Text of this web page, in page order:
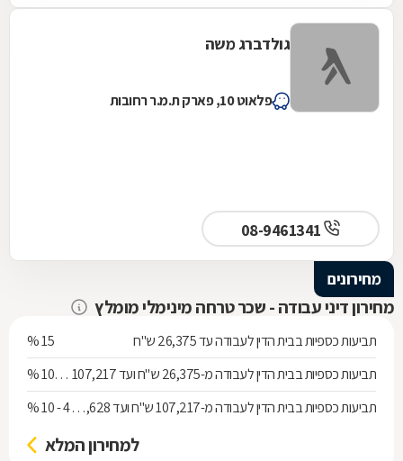
גולדברג משה
פלאוט 10, פארק ת.מ.ר רחובות
08-9461341
מחירונים
מחירון דיני עבודה - שכר טרחה מינימלי מומלץ
תביעות כספיות בבית הדין לעבודה עד 26,375 ש"ח
15 %
תביעות כספיות בבית הדין לעבודה מ-26,375 ש"ח ועד 107,217 ש"ח10 %
תביעות כספיות בבית הדין לעבודה מ-107,217 ש"ח ועד 1,053,628 ש"ח4 - 10 %
למחירון המלא